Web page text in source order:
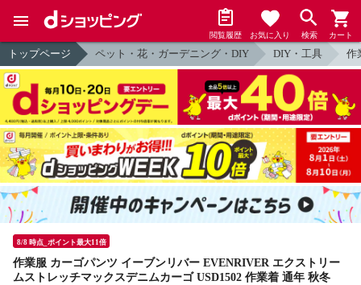
閲覧履歴 お気に入り 検索 カート
トップページ ペット・花・ガーデニング・DIY DIY・工具 作
8/8 時点_ポイント最大11倍
作業服 カーゴパンツ イーブンリバー EVENRIVER エクストリー
ムストレッチマックスデニムカーゴ USD1502 作業着 通年 秋冬